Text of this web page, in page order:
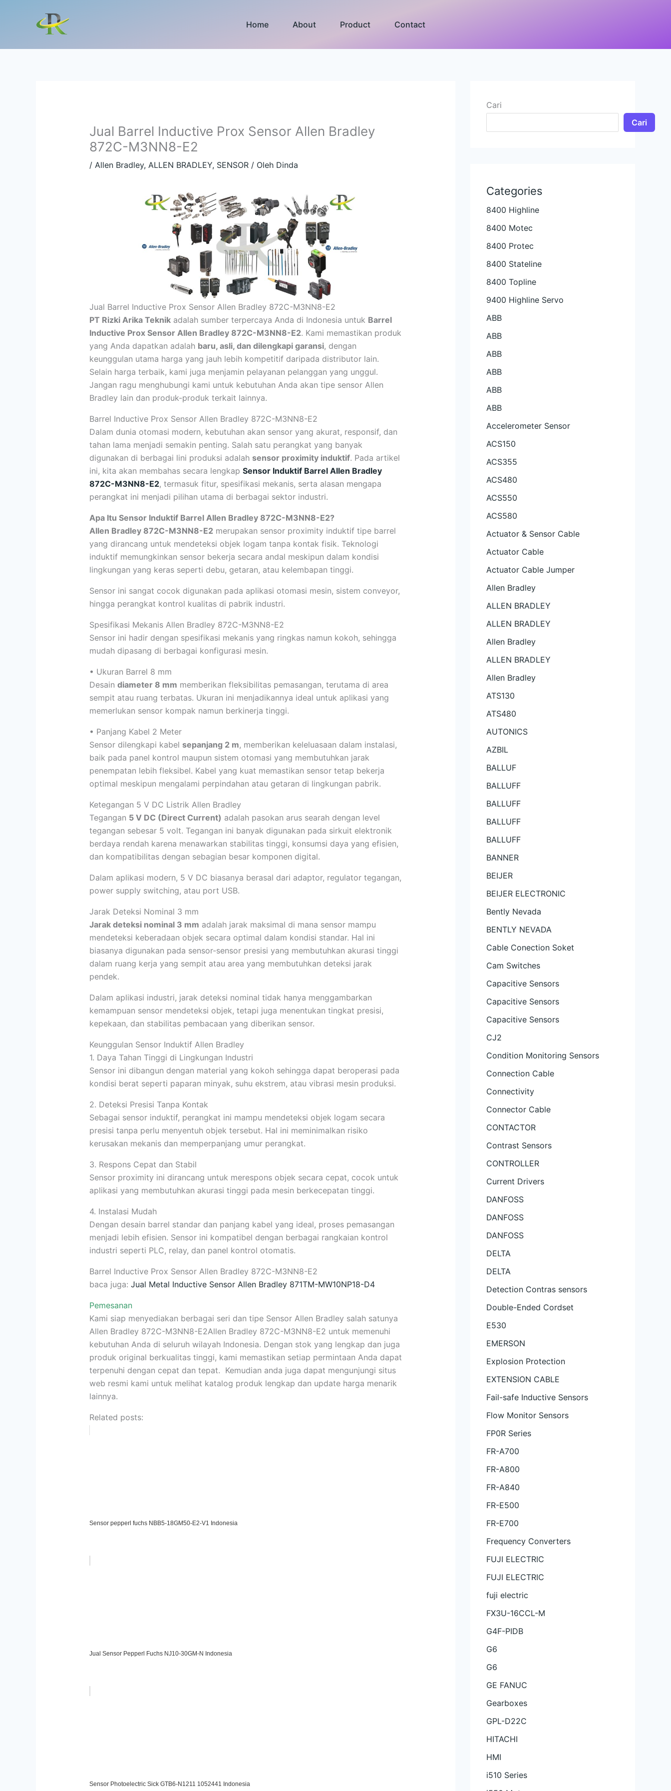
Home About Product Contact
Jual Barrel Inductive Prox Sensor Allen Bradley
872C-M3NN8-E2
/ Allen Bradley, ALLEN BRADLEY, SENSOR/ Oleh Dinda
Jual Barrel Inductive Prox Sensor Allen Bradley 872C-M3NN8-E2
PT Rizki Arika Teknikadalah sumber terpercaya Anda di Indonesia untuk Barrel
Inductive Prox Sensor Allen Bradley 872C-M3NN8-E2. Kami memastikan produk
yang Anda dapatkan adalah baru, asli, dan dilengkapi garansi, dengan
keunggulan utama harga yang jauh lebih kompetitif daripada distributor lain.
Selain harga terbaik, kami juga menjamin pelayanan pelanggan yang unggul.
Jangan ragu menghubungi kami untuk kebutuhan Anda akan tipe sensor Allen
Bradley lain dan produk-produk terkait lainnya.
Barrel Inductive Prox Sensor Allen Bradley 872C-M3NN8-E2
Dalam dunia otomasi modern, kebutuhan akan sensor yang akurat, responsif, dan
tahan lama menjadi semakin penting. Salah satu perangkat yang banyak
digunakan di berbagai lini produksi adalah sensor proximity induktif. Pada artikel
ini, kita akan membahas secara lengkap Sensor Induktif Barrel Allen Bradley
872C-M3NN8-E2, termasuk fitur, spesifikasi mekanis, serta alasan mengapa
perangkat ini menjadi pilihan utama di berbagai sektor industri.
Apa Itu Sensor Induktif Barrel Allen Bradley 872C-M3NN8-E2?
Allen Bradley 872C-M3NN8-E2merupakan sensor proximity induktif tipe barrel
yang dirancang untuk mendeteksi objek logam tanpa kontak fisik. Teknologi
induktif memungkinkan sensor bekerja secara andal meskipun dalam kondisi
lingkungan yang keras seperti debu, getaran, atau kelembapan tinggi.
Sensor ini sangat cocok digunakan pada aplikasi otomasi mesin, sistem conveyor,
hingga perangkat kontrol kualitas di pabrik industri.
Spesifikasi Mekanis Allen Bradley 872C-M3NN8-E2
Sensor ini hadir dengan spesifikasi mekanis yang ringkas namun kokoh, sehingga
mudah dipasang di berbagai konfigurasi mesin.
• Ukuran Barrel 8 mm
Desain diameter 8 mm memberikan fleksibilitas pemasangan, terutama di area
sempit atau ruang terbatas. Ukuran ini menjadikannya ideal untuk aplikasi yang
memerlukan sensor kompak namun berkinerja tinggi.
• Panjang Kabel 2 Meter
Sensor dilengkapi kabel sepanjang 2 m, memberikan keleluasaan dalam instalasi,
baik pada panel kontrol maupun sistem otomasi yang membutuhkan jarak
penempatan lebih fleksibel. Kabel yang kuat memastikan sensor tetap bekerja
optimal meskipun mengalami perpindahan atau getaran di lingkungan pabrik.
Ketegangan 5 V DC Listrik Allen Bradley
Tegangan 5 V DC (Direct Current) adalah pasokan arus searah dengan level
tegangan sebesar 5 volt. Tegangan ini banyak digunakan pada sirkuit elektronik
berdaya rendah karena menawarkan stabilitas tinggi, konsumsi daya yang efisien,
dan kompatibilitas dengan sebagian besar komponen digital.
Dalam aplikasi modern, 5 V DC biasanya berasal dari adaptor, regulator tegangan,
power supply switching, atau port USB.
Jarak Deteksi Nominal 3 mm
Jarak deteksi nominal 3 mm adalah jarak maksimal di mana sensor mampu
mendeteksi keberadaan objek secara optimal dalam kondisi standar. Hal ini
biasanya digunakan pada sensor-sensor presisi yang membutuhkan akurasi tinggi
dalam ruang kerja yang sempit atau area yang membutuhkan deteksi jarak
pendek.
Dalam aplikasi industri, jarak deteksi nominal tidak hanya menggambarkan
kemampuan sensor mendeteksi objek, tetapi juga menentukan tingkat presisi,
kepekaan, dan stabilitas pembacaan yang diberikan sensor.
Keunggulan Sensor Induktif Allen Bradley
1. Daya Tahan Tinggi di Lingkungan Industri
Sensor ini dibangun dengan material yang kokoh sehingga dapat beroperasi pada
kondisi berat seperti paparan minyak, suhu ekstrem, atau vibrasi mesin produksi.
2. Deteksi Presisi Tanpa Kontak
Sebagai sensor induktif, perangkat ini mampu mendeteksi objek logam secara
presisi tanpa perlu menyentuh objek tersebut. Hal ini meminimalkan risiko
kerusakan mekanis dan memperpanjang umur perangkat.
3. Respons Cepat dan Stabil
Sensor proximity ini dirancang untuk merespons objek secara cepat, cocok untuk
aplikasi yang membutuhkan akurasi tinggi pada mesin berkecepatan tinggi.
4. Instalasi Mudah
Dengan desain barrel standar dan panjang kabel yang ideal, proses pemasangan
menjadi lebih efisien. Sensor ini kompatibel dengan berbagai rangkaian kontrol
industri seperti PLC, relay, dan panel kontrol otomatis.
Barrel Inductive Prox Sensor Allen Bradley 872C-M3NN8-E2
baca juga: Jual Metal Inductive Sensor Allen Bradley 871TM-MW10NP18-D4
Pemesanan
Kami siap menyediakan berbagai seri dan tipe Sensor Allen Bradley salah satunya
Allen Bradley 872C-M3NN8-E2Allen Bradley 872C-M3NN8-E2 untuk memenuhi
kebutuhan Anda di seluruh wilayah Indonesia. Dengan stok yang lengkap dan juga
produk original berkualitas tinggi, kami memastikan setiap permintaan Anda dapat
terpenuhi dengan cepat dan tepat. Kemudian anda juga dapat mengunjungi situs
web resmi kami untuk melihat katalog produk lengkap dan update harga menarik
lainnya.
Related posts:
Sensor pepperl fuchs NBB5-18GM50-E2-V1 Indonesia
Jual Sensor Pepperl Fuchs NJ10-30GM-N Indonesia
Sensor Photoelectric Sick GTB6-N1211 1052441 Indonesia
Cari
Cari
Categories
8400 Highline
8400 Motec
8400 Protec
8400 Stateline
8400 Topline
9400 Highline Servo
ABB
ABB
ABB
ABB
ABB
ABB
Accelerometer Sensor
ACS150
ACS355
ACS480
ACS550
ACS580
Actuator & Sensor Cable
Actuator Cable
Actuator Cable Jumper
Allen Bradley
ALLEN BRADLEY
ALLEN BRADLEY
Allen Bradley
ALLEN BRADLEY
Allen Bradley
ATS130
ATS480
AUTONICS
AZBIL
BALLUF
BALLUFF
BALLUFF
BALLUFF
BALLUFF
BANNER
BEIJER
BEIJER ELECTRONIC
Bently Nevada
BENTLY NEVADA
Cable Conection Soket
Cam Switches
Capacitive Sensors
Capacitive Sensors
Capacitive Sensors
CJ2
Condition Monitoring Sensors
Connection Cable
Connectivity
Connector Cable
CONTACTOR
Contrast Sensors
CONTROLLER
Current Drivers
DANFOSS
DANFOSS
DANFOSS
DELTA
DELTA
Detection Contras sensors
Double-Ended Cordset
E530
EMERSON
Explosion Protection
EXTENSION CABLE
Fail-safe Inductive Sensors
Flow Monitor Sensors
FP0R Series
FR-A700
FR-A800
FR-A840
FR-E500
FR-E700
Frequency Converters
FUJI ELECTRIC
FUJI ELECTRIC
fuji electric
FX3U-16CCL-M
G4F-PIDB
G6
G6
GE FANUC
Gearboxes
GPL-D22C
HITACHI
HMI
i510 Series